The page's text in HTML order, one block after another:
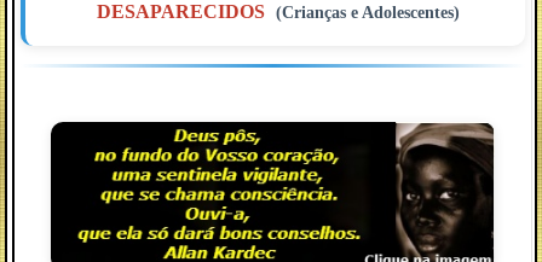
DESAPARECIDOS (Crianças e Adolescentes)